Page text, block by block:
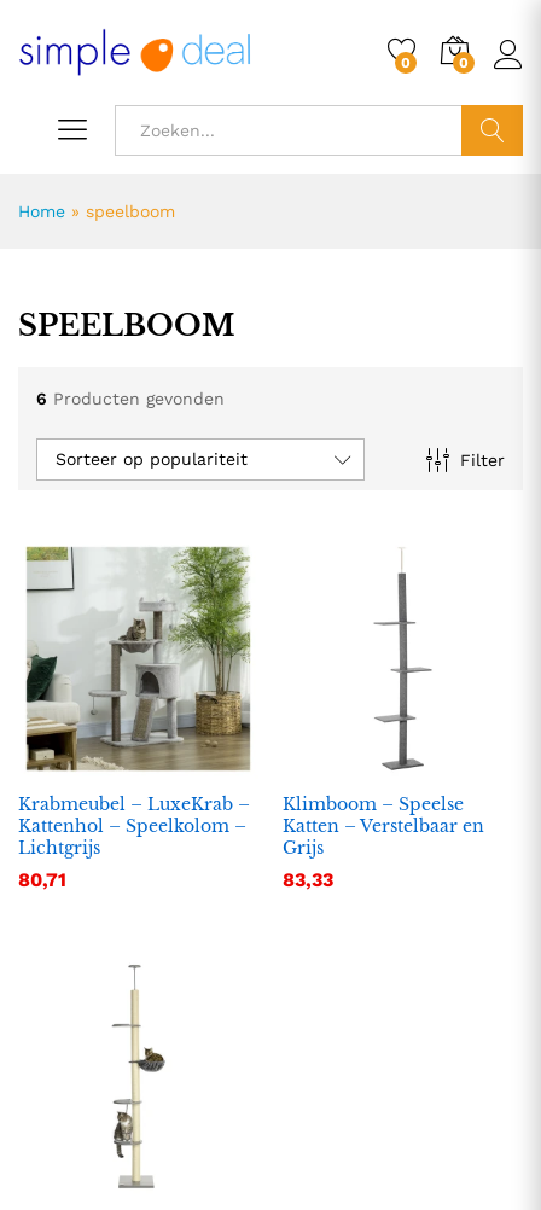
0 0
Home » speelboom
SPEELBOOM
6 Producten gevonden
Filter
Sorteer op populariteit
Krabmeubel – LuxeKrab –
Kattenhol – Speelkolom –
Lichtgrijs
80,71
Klimboom – Speelse
Katten – Verstelbaar en
Grijs
83,33